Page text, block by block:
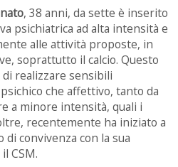
, 38 anni, da sette è inserito
psichiatrica ad alta intensità e
alle attività proposte, in
soprattutto il calcio. Questo
realizzare sensibili
che affettivo, tanto da
a minore intensità, quali i
recentemente ha iniziato a
convivenza con la sua
CSM.